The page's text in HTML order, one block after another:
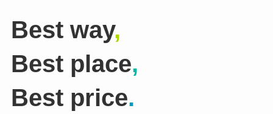
Best way,
Best place,
Best price.